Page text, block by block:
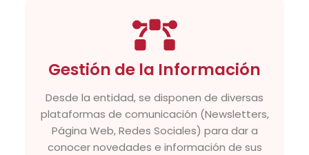
Gestión de la Información
Desde la entidad, se disponen de diversas
plataformas de comunicación (Newsletters,
Página Web, Redes Sociales) para dar a
conocer novedades e información de sus